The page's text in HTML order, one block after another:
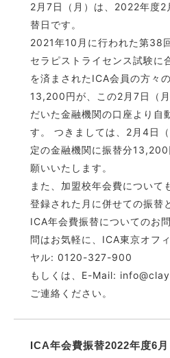
2月7日（月）は、2022年度2
替日です。
2021年10月に行われた第38
セラピストライセンス試験に
を済まされたICA会員の方々
13,200円が、この2月7日（
だいた金融機関の口座より自
す。 つきましては、2月4日
定の金融機関に振替分13,200
願いいたします。
また、加盟校年会費について
登録された月に併せての振替
ICA年会費振替についてのお
問はお気軽に、ICA東京オフ
ヤル: 0120-327-900
もしくは、E-Mail:
ご連絡ください。
ICA年会費振替2022年度6月